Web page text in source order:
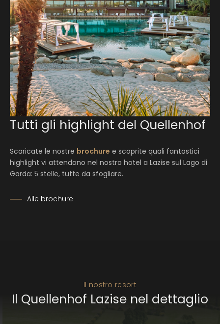
Tutti gli highlight del Quellenhof
Scaricate le nostre brochure e scoprite quali fantastici
highlight vi attendono nel nostro hotel a Lazise sul Lago di
Garda: 5 stelle, tutte da sfogliare.
Alle brochure
Il Quellenhof Lazise nel dettaglio
Il nostro resort